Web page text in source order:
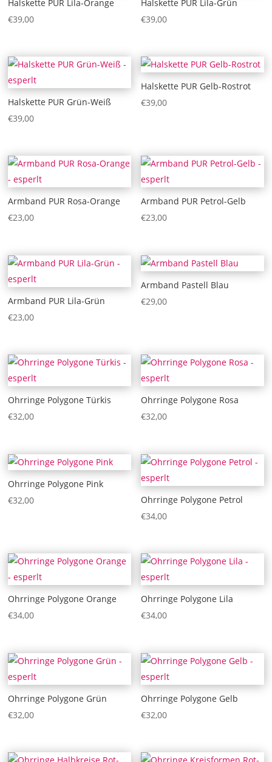
Halskette PUR Lila-Orange
€39,00
Halskette PUR Lila-Grün
€39,00
Halskette PUR Grün-Weiß
€39,00
Halskette PUR Gelb-Rostrot
€39,00
Armband PUR Rosa-Orange
€23,00
Armband PUR Petrol-Gelb
€23,00
Armband PUR Lila-Grün
€23,00
Armband Pastell Blau
€29,00
Ohrringe Polygone Türkis
€32,00
Ohrringe Polygone Rosa
€32,00
Ohrringe Polygone Pink
€32,00
Ohrringe Polygone Petrol
€34,00
Ohrringe Polygone Orange
€34,00
Ohrringe Polygone Lila
€34,00
Ohrringe Polygone Grün
€32,00
Ohrringe Polygone Gelb
€32,00